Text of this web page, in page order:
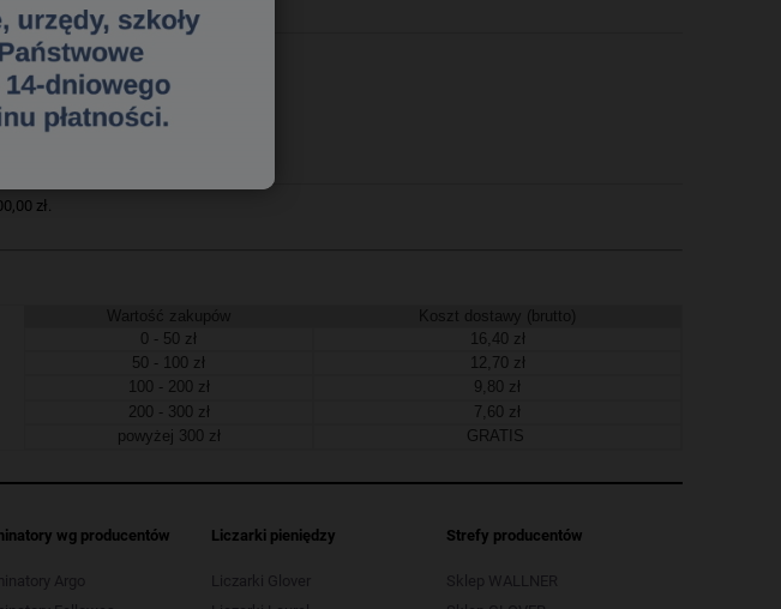
wzornictwo okładek
zł.
Wartość zakupów
Koszt dostawy (brutto)
0 - 50 zł
16,40 zł
50 - 100 zł
12,70 zł
100 - 200 zł
9,80 zł
200 - 300 zł
7,60 zł
powyżej 300 zł
GRATIS
wg producentów
Argo
Liczarki pieniędzy
Liczarki Glover
Strefy producentów
Sklep WALLNER